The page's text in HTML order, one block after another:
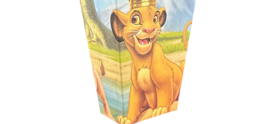
lumineuse
Décoration à
Décoration de